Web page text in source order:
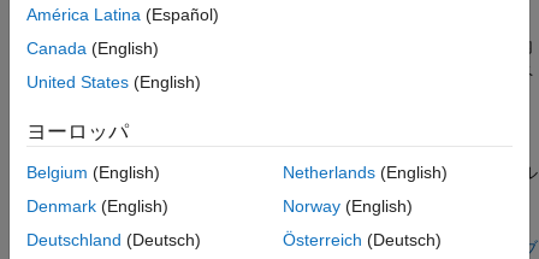
メソッド内の値オブジェクトの変更
参考
入力オブジェクトが値オブジェクトである場合、メソッド内
で作成されたオブジェクトへの変更はメソッドのワークスペ
ース内の値にのみ影響します。
ハンドル互換メソッドは通常、入力オブジェクトを変更しませ
ん。このような変更の効果がハンドル オブジェクトと非ハンドル
オブジェクトで同じでないためです。
ハンドル オブジェクトと値オブジェクトの変更については、
オブ
América Latina (Español)
Canada (English)
United States (English)
ヨーロッパ
Belgium (English)
Denmark (English)
Deutschland (Deutsch)
Netherlands(English)
Norway(English)
Österreich (Deutsch)